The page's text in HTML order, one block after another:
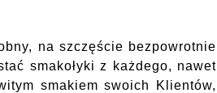
na szczęście bezpowrotnie
smakołyki z każdego, nawet
smakiem swoich Klientów,